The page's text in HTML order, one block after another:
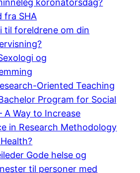
koronatorsdag?
fra SHA
til foreldrene om din
og
Oriented Teaching
Program for Social
A Way to Increase
in Research Methodology
Gode helse og
til personer med